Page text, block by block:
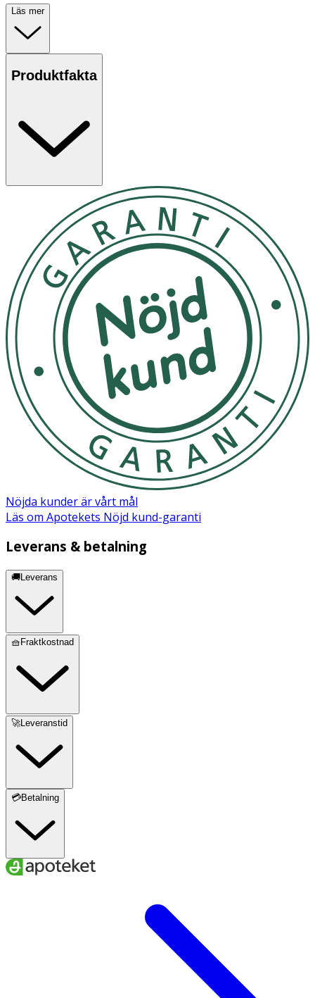
Läs mer
Produktfakta
Nöjda kunder är vårt mål
Läs om Apotekets Nöjd kund-garanti
Leverans & betalning
🚚Leverans
🧺Fraktkostnad
🚀Leveranstid
💳Betalning